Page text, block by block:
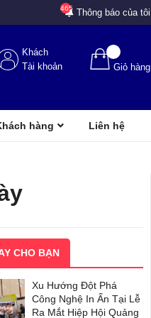
Thông báo của tôi
465
Giỏ hàng
Khách
Tài khoản
hàng Liên hệ
CHO BẠN
Xu Hướng Đột Phá
Công Nghệ In Ấn Tại Lễ
Ra Mắt Hiệp Hội Quảng